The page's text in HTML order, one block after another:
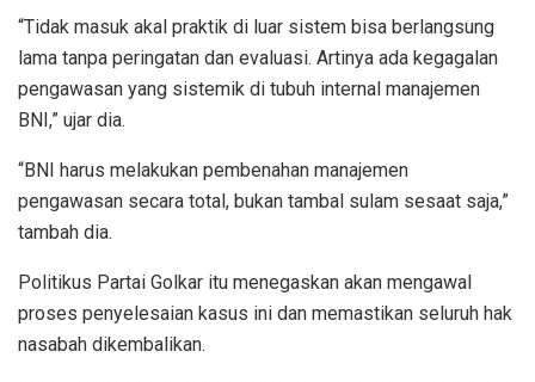
“Tidak masuk akal praktik di luar sistem bisa berlangsung
lama tanpa peringatan dan evaluasi. Artinya ada kegagalan
pengawasan yang sistemik di tubuh internal manajemen
BNI,” ujar dia.
“BNI harus melakukan pembenahan manajemen
pengawasan secara total, bukan tambal sulam sesaat saja,”
tambah dia.
Politikus Partai Golkar itu menegaskan akan mengawal
proses penyelesaian kasus ini dan memastikan seluruh hak
nasabah dikembalikan.